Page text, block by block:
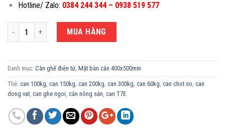
Hotline/ Zalo: 0384 244 344 – 0938 519 577
CÂN ĐIỆN TỬ 100KG T7E-40X50CM số lượng
MUA HÀNG
Danh mục: Cân ghế điện tử, Mặt bàn cân 400x500mm
Thẻ: can 100kg, can 150kg, can 200kg, can 300kg, can 60kg, can chot so, can
dong vat, can ghe ngoi, cân nông sản, can T7E